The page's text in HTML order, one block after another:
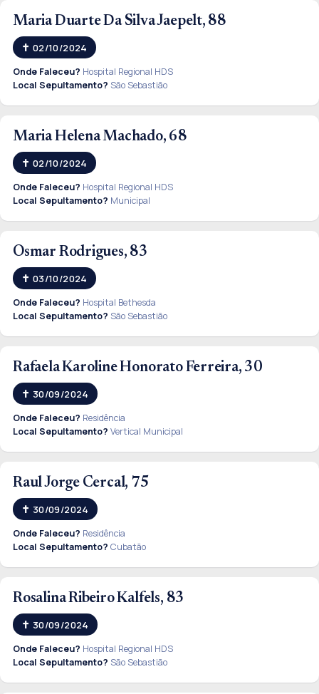
Maria Duarte Da Silva Jaepelt, 88
02/10/2024
Onde Faleceu? Hospital Regional HDS
Local Sepultamento? São Sebastião
Maria Helena Machado, 68
02/10/2024
Onde Faleceu? Hospital Regional HDS
Local Sepultamento? Municipal
Osmar Rodrigues, 83
03/10/2024
Onde Faleceu? Hospital Bethesda
Local Sepultamento? São Sebastião
Rafaela Karoline Honorato Ferreira, 30
30/09/2024
Onde Faleceu? Residência
Local Sepultamento? Vertical Municipal
Raul Jorge Cercal, 75
30/09/2024
Onde Faleceu? Residência
Local Sepultamento? Cubatão
Rosalina Ribeiro Kalfels, 83
30/09/2024
Onde Faleceu? Hospital Regional HDS
Local Sepultamento? São Sebastião